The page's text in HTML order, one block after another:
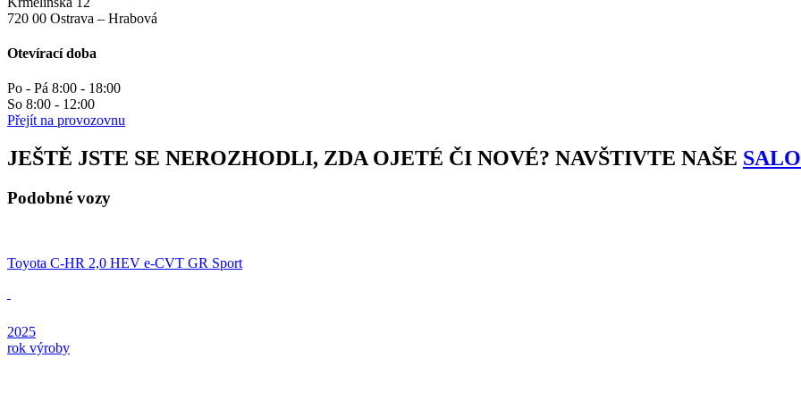
720 00 Ostrava – Hrabová
Otevírací doba
Po - Pá 8:00 - 18:00
So 8:00 - 12:00
Přejít na provozovnu
JEŠTĚ JSTE SE NEROZHODLI, ZDA OJETÉ ČI NOVÉ? NAVŠTIVTE NAŠE
Podobné vozy
Toyota C-HR 2,0 HEV e-CVT GR Sport
2025
rok výroby